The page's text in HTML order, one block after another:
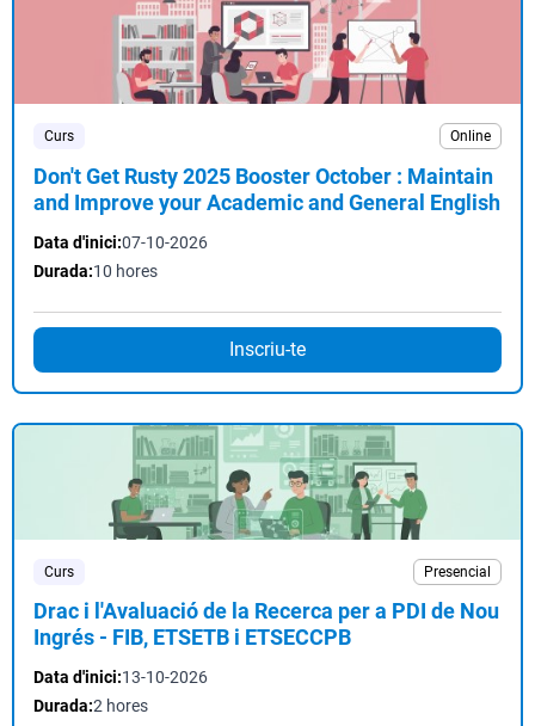
Curs Online
Don't Get Rusty 2025 Booster October : Maintain
and Improve your Academic and General English
Data d'inici:07-10-2026
Durada:10 hores
Inscriu-te
Curs Presencial
Drac i l'Avaluació de la Recerca per a PDI de Nou
Ingrés - FIB, ETSETB i ETSECCPB
Data d'inici:13-10-2026
Durada:2 hores